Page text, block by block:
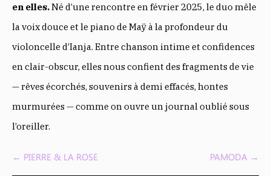
en elles.Né d’une rencontre en février 2025, le duo mêle
la voix douce et le piano de Maÿ à la profondeur du
violoncelle d’Ianja. Entre chanson intime et confidences
en clair-obscur, elles nous confient des fragments de vie
— rêves écorchés, souvenirs à demi effacés, hontes
murmurées — comme on ouvre un journal oublié sous
l’oreiller.
Navigation
← PIERRE & LA ROSE PAMODA →